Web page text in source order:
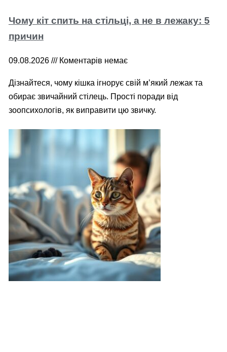
Чому кіт спить на стільці, а не в лежаку: 5
причин
09.08.2026 Коментарів немає
Дізнайтеся, чому кішка ігнорує свій м’який лежак та
обирає звичайний стілець. Прості поради від
зоопсихологів, як виправити цю звичку.